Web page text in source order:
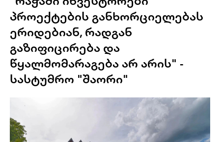
პროექტების განხორციელებას
ერიდებიან, რადგან
გაზიფიცირება და
წყალმომარაგება არ არის" -
სასტუმრო "შაორი"